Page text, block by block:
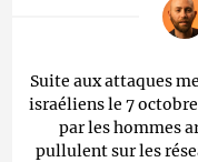
Suite aux attaques
israéliens le 7
par les hommes
pullulent sur les